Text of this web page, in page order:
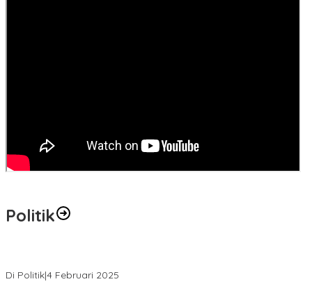
Politik
Di Politik|4 Februari 2025